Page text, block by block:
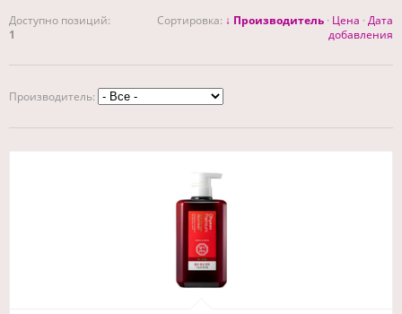
Доступно позиций:
1
Сортировка: ↓ Производитель · Цена · Дата
добавления
Производитель: